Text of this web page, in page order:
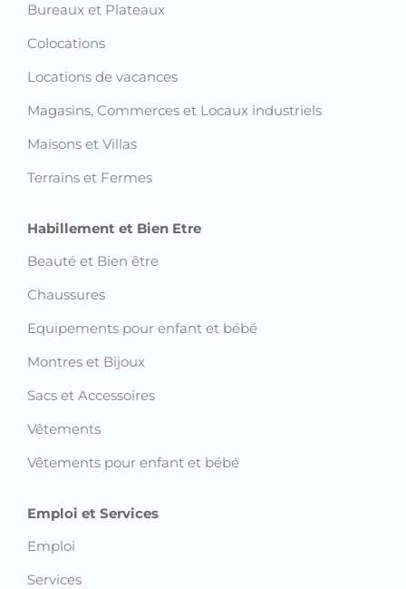
Bureaux et Plateaux
Colocations
Locations de vacances
Magasins, Commerces et Locaux industriels
Maisons et Villas
Terrains et Fermes
Habillement et Bien Etre
Beauté et Bien être
Chaussures
Equipements pour enfant et bébé
Montres et Bijoux
Sacs et Accessoires
Vêtements
Vêtements pour enfant et bébé
Emploi et Services
Emploi
Services